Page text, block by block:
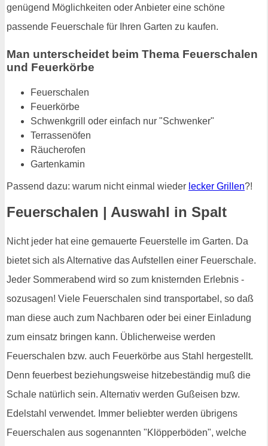
genügend Möglichkeiten oder Anbieter eine schöne
passende Feuerschale für Ihren Garten zu kaufen.
Man unterscheidet beim Thema Feuerschalen
und Feuerkörbe
Feuerschalen
Feuerkörbe
Schwenkgrill oder einfach nur "Schwenker"
Terrassenöfen
Räucherofen
Gartenkamin
Passend dazu: warum nicht einmal wieder lecker Grillen?!
Feuerschalen | Auswahl in Spalt
Nicht jeder hat eine gemauerte Feuerstelle im Garten. Da
bietet sich als Alternative das Aufstellen einer Feuerschale.
Jeder Sommerabend wird so zum knisternden Erlebnis -
sozusagen! Viele Feuerschalen sind transportabel, so daß
man diese auch zum Nachbaren oder bei einer Einladung
zum einsatz bringen kann. Üblicherweise werden
Feuerschalen bzw. auch Feuerkörbe aus Stahl hergestellt.
Denn feuerbest beziehungsweise hitzebeständig muß die
Schale natürlich sein. Alternativ werden Gußeisen bzw.
Edelstahl verwendet. Immer beliebter werden übrigens
Feuerschalen aus sogenannten "Klöpperböden", welche